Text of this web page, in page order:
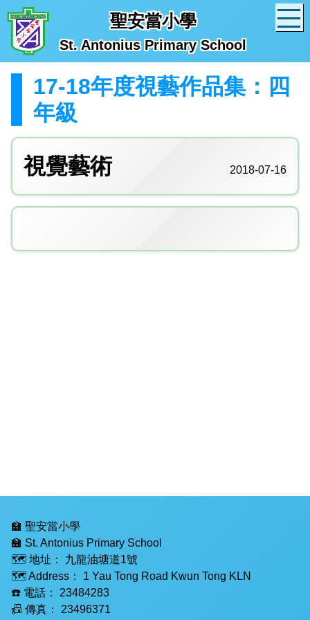
聖安當小學
St. Antonius Primary School
17-18年度視藝作品集：四
年級
視覺藝術
2018-07-16
🏫 聖安當小學
🏫 St. Antonius Primary School
🗺️ 地址： 九龍油塘道1號
🗺️ Address： 1 Yau Tong Road Kwun Tong KLN
☎️ 電話： 23484283
📠 傳真： 23496371